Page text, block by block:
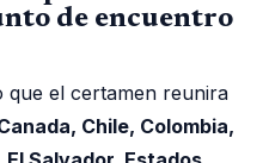
de encuentro
que el certamen reunira
Chile, Colombia,